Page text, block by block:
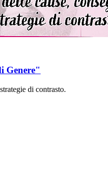
Genere"
di contrasto.